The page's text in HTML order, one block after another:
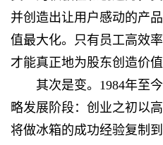
并创造出让用户感动的产
值最大化。只有员工高效
才能真正地为股东创造价值
其次是变。1984年至
略发展阶段：创业之初以
将做冰箱的成功经验复制